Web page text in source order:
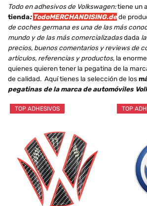
Todo en adhesivos de Volkswagen:tiene un
tienda: TodoMERCHANDISING.dede
de coches germana es una de las más
mundo y de las más comercializadasdada
precios, buenos comentarios y reviews de
artículos, referencias y productos, la
quienes quieren tener la pegatina de la
de calidad. Aquí tienes la selección de los
pegatinas de la marca de automóviles
TOP ADHESIVOS TOP